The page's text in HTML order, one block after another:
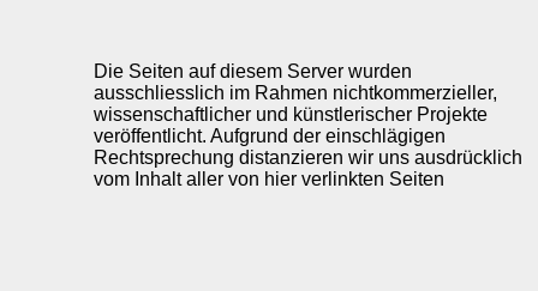
Die Seiten auf diesem Server wurden
ausschliesslich im Rahmen nichtkommerzieller,
wissenschaftlicher und künstlerischer Projekte
veröffentlicht. Aufgrund der einschlägigen
Rechtsprechung distanzieren wir uns ausdrücklich
vom Inhalt aller von hier verlinkten Seiten